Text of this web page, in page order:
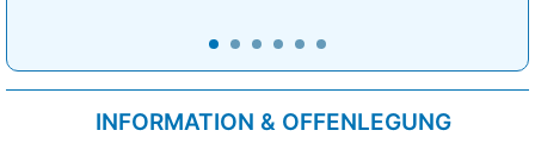
INFORMATION & OFFENLEGUNG